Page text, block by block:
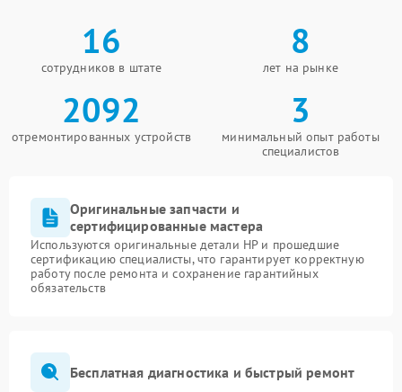
16
сотрудников в штате
8
лет на рынке
2092
отремонтированных устройств
3
минимальный опыт работы
специалистов
Оригинальные запчасти и
сертифицированные мастера
Используются оригинальные детали HP и прошедшие
сертификацию специалисты, что гарантирует корректную
работу после ремонта и сохранение гарантийных
обязательств
Бесплатная диагностика и быстрый ремонт